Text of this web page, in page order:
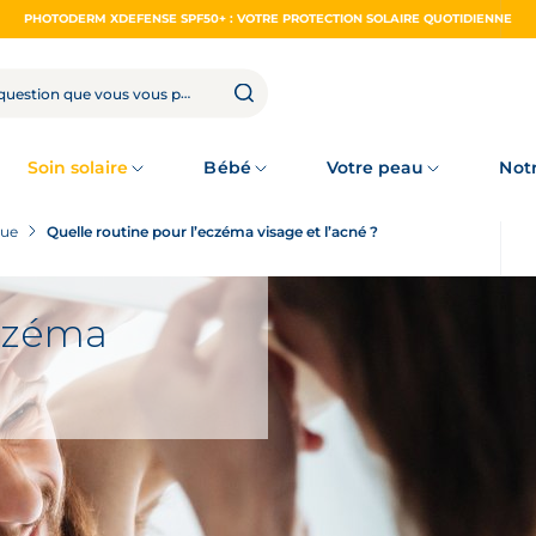
PHOTODERM XDEFENSE SPF50+ : VOTRE PROTECTION SOLAIRE QUOTIDIENNE
Soin solaire Bébé Votre peau
Quelle routine pour l’eczéma visage et l’acné ?